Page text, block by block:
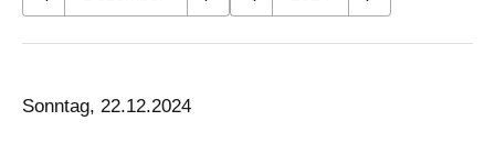
Sonntag, 22.12.2024